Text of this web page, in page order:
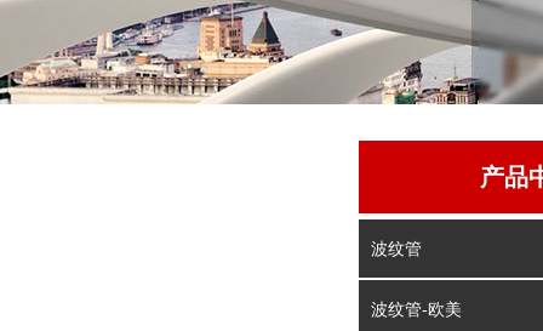
产品
波纹管
波纹管-欧美